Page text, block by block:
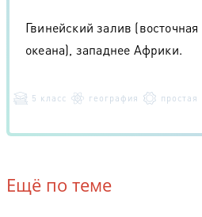
Гвинейский залив (восточная
океана), западнее Африки.
5 класс география простая
Ещё по теме